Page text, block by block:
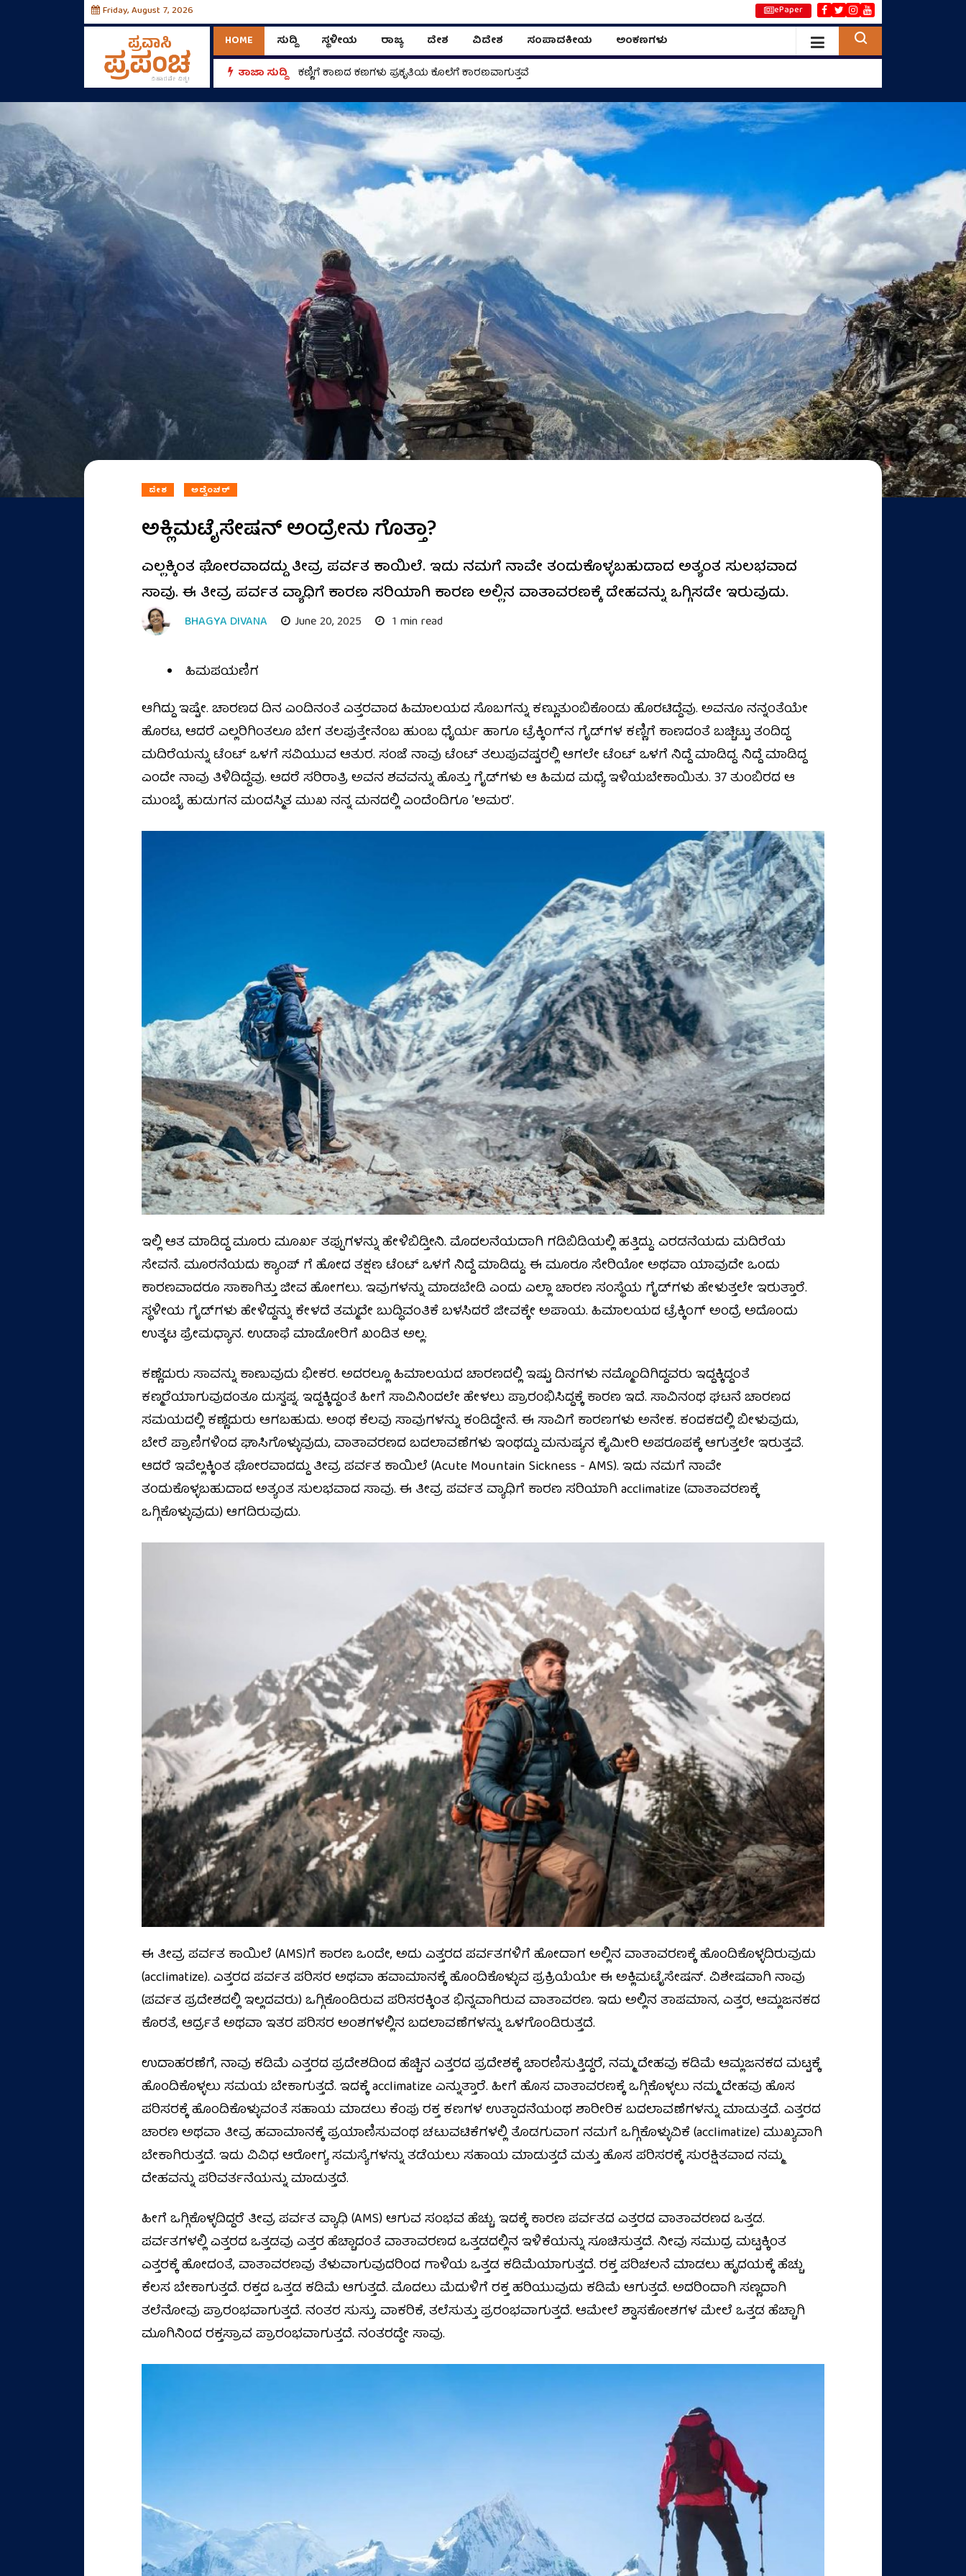
Friday, August 7, 2026 ePaper
HOME ಸುದ್ದಿ ಸ್ಥಳೀಯ ರಾಜ್ಯ ದೇಶ ವಿದೇಶ ಸಂಪಾದಕೀಯ
ಅಂಕಣಗಳು
ತಾಜಾ ಸುದ್ದಿ
ಆಗಸ್ಟ್‌ 1ರಿಂದ ವಾಹನಗಳ ಬೆಲೆ ಏರಿಕೆ: CAFE-III, ಗ್ರಾಹಕರು ಮತ್ತು ಟ್ರಾವೆಲ್ಸ್ ಉದ್ಯಮಕ್ಕೆ ಹೊಸ ಸವಾಲು
ದೇಶ ಅಡ್ವೆಂಚರ್
ಅಕ್ಲಿಮಟೈಸೇಷನ್ ಅಂದ್ರೇನು ಗೊತ್ತಾ?
ಎಲ್ಲಕ್ಕಿಂತ ಘೋರವಾದದ್ದು ತೀವ್ರ ಪರ್ವತ ಕಾಯಿಲೆ. ಇದು ನಮಗೆ ನಾವೇ ತಂದುಕೊಳ್ಳಬಹುದಾದ ಅತ್ಯಂತ ಸುಲಭವಾದ
ಸಾವು. ಈ ತೀವ್ರ ಪರ್ವತ ವ್ಯಾಧಿಗೆ ಕಾರಣ ಸರಿಯಾಗಿ ಕಾರಣ ಅಲ್ಲಿನ ವಾತಾವರಣಕ್ಕೆ ದೇಹವನ್ನು ಒಗ್ಗಿಸದೇ ಇರುವುದು.
BHAGYA DIVANA June 20, 2025 1 min read
ಹಿಮಪಯಣಿಗ
ಆಗಿದ್ದು ಇಷ್ಟೇ. ಚಾರಣದ ದಿನ ಎಂದಿನಂತೆ ಎತ್ತರವಾದ ಹಿಮಾಲಯದ ಸೊಬಗನ್ನು ಕಣ್ಣುತುಂಬಿಕೊಂಡು ಹೊರಟಿದ್ದೆವು. ಅವನೂ ನನ್ನಂತೆಯೇ
ಹೊರಟ, ಆದರೆ ಎಲ್ಲರಿಗಿಂತಲೂ ಬೇಗ ತಲಪುತ್ತೇನೆಂಬ ಹುಂಬ ಧೈರ್ಯ ಹಾಗೂ ಟ್ರೆಕ್ಕಿಂಗ್‌ನ ಗೈಡ್‌ಗಳ ಕಣ್ಣಿಗೆ ಕಾಣದಂತೆ ಬಚ್ಚಿಟ್ಟು ತಂದಿದ್ದ
ಮದಿರೆಯನ್ನು ಟೆಂಟ್‌ ಒಳಗೆ ಸವಿಯುವ ಆತುರ. ಸಂಜೆ ನಾವು ಟೆಂಟ್‌ ತಲುಪುವಷ್ಟರಲ್ಲಿ ಆಗಲೇ ಟೆಂಟ್‌ ಒಳಗೆ ನಿದ್ದೆ ಮಾಡಿದ್ದ. ನಿದ್ದೆ ಮಾಡಿದ್ದ
ಎಂದೇ ನಾವು ತಿಳಿದಿದ್ದೆವು. ಆದರೆ ಸರಿರಾತ್ರಿ ಅವನ ಶವವನ್ನು ಹೊತ್ತು ಗೈಡ್‌ಗಳು ಆ ಹಿಮದ ಮಧ್ಯೆ ಇಳಿಯಬೇಕಾಯಿತು. 37 ತುಂಬಿರದ ಆ
ಮುಂಬೈ ಹುಡುಗನ ಮಂದಸ್ಮಿತ ಮುಖ ನನ್ನ ಮನದಲ್ಲಿ ಎಂದೆಂದಿಗೂ ʼಅಮರʼ.
ಇಲ್ಲಿ ಆತ ಮಾಡಿದ್ದ ಮೂರು ಮೂರ್ಖ ತಪ್ಪುಗಳನ್ನು ಹೇಳಿಬಿಡ್ತೀನಿ. ಮೊದಲನೆಯದಾಗಿ ಗಡಿಬಿಡಿಯಲ್ಲಿ ಹತ್ತಿದ್ದು. ಎರಡನೆಯದು ಮದಿರೆಯ
ಸೇವನೆ. ಮೂರನೆಯದು ಕ್ಯಾಂಪ್ ಗೆ ಹೋದ ತಕ್ಷಣ ಟೆಂಟ್‌ ಒಳಗೆ ನಿದ್ದೆ ಮಾಡಿದ್ದು. ಈ ಮೂರೂ ಸೇರಿಯೋ ಅಥವಾ ಯಾವುದೇ ಒಂದು
ಕಾರಣವಾದರೂ ಸಾಕಾಗಿತ್ತು ಜೀವ ಹೋಗಲು. ಇವುಗಳನ್ನು ಮಾಡಬೇಡಿ ಎಂದು ಎಲ್ಲಾ ಚಾರಣ ಸಂಸ್ಥೆಯ ಗೈಡ್‌ಗಳು ಹೇಳುತ್ತಲೇ ಇರುತ್ತಾರೆ.
ಸ್ಥಳೀಯ ಗೈಡ್‌ಗಳು ಹೇಳಿದ್ದನ್ನು ಕೇಳದೆ ತಮ್ಮದೇ ಬುದ್ಧಿವಂತಿಕೆ ಬಳಸಿದರೆ ಜೀವಕ್ಕೇ ಅಪಾಯ. ಹಿಮಾಲಯದ ಟ್ರೆಕ್ಕಿಂಗ್ ಅಂದ್ರೆ ಅದೊಂದು
ಉತ್ಕಟ ಪ್ರೇಮಧ್ಯಾನ. ಉಡಾಫೆ ಮಾಡೋರಿಗೆ ಖಂಡಿತ ಅಲ್ಲ.
ಕಣ್ಣೆದುರು ಸಾವನ್ನು ಕಾಣುವುದು ಭೀಕರ. ಅದರಲ್ಲೂ ಹಿಮಾಲಯದ ಚಾರಣದಲ್ಲಿ ಇಷ್ಟು ದಿನಗಳು ನಮ್ಮೊಂದಿಗಿದ್ದವರು ಇದ್ದಕ್ಕಿದ್ದಂತೆ
ಕಣ್ಮರೆಯಾಗುವುದಂತೂ ದುಸ್ವಪ್ನ. ಇದ್ದಕ್ಕಿದ್ದಂತೆ ಹೀಗೆ ಸಾವಿನಿಂದಲೇ ಹೇಳಲು ಪ್ರಾರಂಭಿಸಿದ್ದಕ್ಕೆ ಕಾರಣ ಇದೆ. ಸಾವಿನಂಥ ಘಟನೆ ಚಾರಣದ
ಸಮಯದಲ್ಲಿ ಕಣ್ಣೆದುರು ಆಗಬಹುದು. ಅಂಥ ಕೆಲವು ಸಾವುಗಳನ್ನು ಕಂಡಿದ್ದೇನೆ. ಈ ಸಾವಿಗೆ ಕಾರಣಗಳು ಅನೇಕ. ಕಂದಕದಲ್ಲಿ ಬೀಳುವುದು,
ಬೇರೆ ಪ್ರಾಣಿಗಳಿಂದ ಘಾಸಿಗೊಳ್ಳುವುದು, ವಾತಾವರಣದ ಬದಲಾವಣೆಗಳು ಇಂಥದ್ದು ಮನುಷ್ಯನ ಕೈಮೀರಿ ಅಪರೂಪಕ್ಕೆ ಆಗುತ್ತಲೇ ಇರುತ್ತವೆ.
ಆದರೆ ಇವೆಲ್ಲಕ್ಕಿಂತ ಘೋರವಾದದ್ದು ತೀವ್ರ ಪರ್ವತ ಕಾಯಿಲೆ (Acute Mountain Sickness - AMS). ಇದು ನಮಗೆ ನಾವೇ
ತಂದುಕೊಳ್ಳಬಹುದಾದ ಅತ್ಯಂತ ಸುಲಭವಾದ ಸಾವು. ಈ ತೀವ್ರ ಪರ್ವತ ವ್ಯಾಧಿಗೆ ಕಾರಣ ಸರಿಯಾಗಿ acclimatize (ವಾತಾವರಣಕ್ಕೆ
ಒಗ್ಗಿಕೊಳ್ಳುವುದು) ಆಗದಿರುವುದು.
ಈ ತೀವ್ರ ಪರ್ವತ ಕಾಯಿಲೆ (AMS)ಗೆ ಕಾರಣ ಒಂದೇ, ಅದು ಎತ್ತರದ ಪರ್ವತಗಳಿಗೆ ಹೋದಾಗ ಅಲ್ಲಿನ ವಾತಾವರಣಕ್ಕೆ ಹೊಂದಿಕೊಳ್ಳದಿರುವುದು
(acclimatize). ಎತ್ತರದ ಪರ್ವತ ಪರಿಸರ ಅಥವಾ ಹವಾಮಾನಕ್ಕೆ ಹೊಂದಿಕೊಳ್ಳುವ ಪ್ರಕ್ರಿಯೆಯೇ ಈ ಅಕ್ಲಿಮಟೈಸೇಷನ್. ವಿಶೇಷವಾಗಿ ನಾವು
(ಪರ್ವತ ಪ್ರದೇಶದಲ್ಲಿ ಇಲ್ಲದವರು) ಒಗ್ಗಿಕೊಂಡಿರುವ ಪರಿಸರಕ್ಕಿಂತ ಭಿನ್ನವಾಗಿರುವ ವಾತಾವರಣ. ಇದು ಅಲ್ಲಿನ ತಾಪಮಾನ, ಎತ್ತರ, ಆಮ್ಲಜನಕದ
ಕೊರತೆ, ಆರ್ದ್ರತೆ ಅಥವಾ ಇತರ ಪರಿಸರ ಅಂಶಗಳಲ್ಲಿನ ಬದಲಾವಣೆಗಳನ್ನು ಒಳಗೊಂಡಿರುತ್ತದೆ.
ಉದಾಹರಣೆಗೆ, ನಾವು ಕಡಿಮೆ ಎತ್ತರದ ಪ್ರದೇಶದಿಂದ ಹೆಚ್ಚಿನ ಎತ್ತರದ ಪ್ರದೇಶಕ್ಕೆ ಚಾರಣಿಸುತ್ತಿದ್ದರೆ, ನಮ್ಮ ದೇಹವು ಕಡಿಮೆ ಆಮ್ಲಜನಕದ ಮಟ್ಟಕ್ಕೆ
ಹೊಂದಿಕೊಳ್ಳಲು ಸಮಯ ಬೇಕಾಗುತ್ತದೆ. ಇದಕ್ಕೆ acclimatize ಎನ್ನುತ್ತಾರೆ. ಹೀಗೆ ಹೊಸ ವಾತಾವರಣಕ್ಕೆ ಒಗ್ಗಿಕೊಳ್ಳಲು ನಮ್ಮ ದೇಹವು ಹೊಸ
ಪರಿಸರಕ್ಕೆ ಹೊಂದಿಕೊಳ್ಳುವಂತೆ ಸಹಾಯ ಮಾಡಲು ಕೆಂಪು ರಕ್ತ ಕಣಗಳ ಉತ್ಪಾದನೆಯಂಥ ಶಾರೀರಿಕ ಬದಲಾವಣೆಗಳನ್ನು ಮಾಡುತ್ತದೆ. ಎತ್ತರದ
ಚಾರಣ ಅಥವಾ ತೀವ್ರ ಹವಾಮಾನಕ್ಕೆ ಪ್ರಯಾಣಿಸುವಂಥ ಚಟುವಟಿಕೆಗಳಲ್ಲಿ ತೊಡಗುವಾಗ ನಮಗೆ ಒಗ್ಗಿಕೊಳ್ಳುವಿಕೆ (acclimatize) ಮುಖ್ಯವಾಗಿ
ಬೇಕಾಗಿರುತ್ತದೆ. ಇದು ವಿವಿಧ ಆರೋಗ್ಯ ಸಮಸ್ಯೆಗಳನ್ನು ತಡೆಯಲು ಸಹಾಯ ಮಾಡುತ್ತದೆ ಮತ್ತು ಹೊಸ ಪರಿಸರಕ್ಕೆ ಸುರಕ್ಷಿತವಾದ ನಮ್ಮ
ದೇಹವನ್ನು ಪರಿವರ್ತನೆಯನ್ನು ಮಾಡುತ್ತದೆ.
ಹೀಗೆ ಒಗ್ಗಿಕೊಳ್ಳದಿದ್ದರೆ ತೀವ್ರ ಪರ್ವತ ವ್ಯಾಧಿ (AMS) ಆಗುವ ಸಂಭವ ಹೆಚ್ಚು. ಇದಕ್ಕೆ ಕಾರಣ ಪರ್ವತದ ಎತ್ತರದ ವಾತಾವರಣದ ಒತ್ತಡ.
ಪರ್ವತಗಳಲ್ಲಿ ಎತ್ತರದ ಒತ್ತಡವು ಎತ್ತರ ಹೆಚ್ಚಾದಂತೆ ವಾತಾವರಣದ ಒತ್ತಡದಲ್ಲಿನ ಇಳಿಕೆಯನ್ನು ಸೂಚಿಸುತ್ತದೆ. ನೀವು ಸಮುದ್ರ ಮಟ್ಟಕ್ಕಿಂತ
ಎತ್ತರಕ್ಕೆ ಹೋದಂತೆ, ವಾತಾವರಣವು ತೆಳುವಾಗುವುದರಿಂದ ಗಾಳಿಯ ಒತ್ತಡ ಕಡಿಮೆಯಾಗುತ್ತದೆ. ರಕ್ತ ಪರಿಚಲನೆ ಮಾಡಲು ಹೃದಯಕ್ಕೆ ಹೆಚ್ಚು
ಕೆಲಸ ಬೇಕಾಗುತ್ತದೆ. ರಕ್ತದ ಒತ್ತಡ ಕಡಿಮೆ ಆಗುತ್ತದೆ. ಮೊದಲು ಮೆದುಳಿಗೆ ರಕ್ತ ಹರಿಯುವುದು ಕಡಿಮೆ ಆಗುತ್ತದೆ. ಅದರಿಂದಾಗಿ ಸಣ್ಣದಾಗಿ
ತಲೆನೋವು ಪ್ರಾರಂಭವಾಗುತ್ತದೆ. ನಂತರ ಸುಸ್ತು, ವಾಕರಿಕೆ, ತಲೆಸುತ್ತು ಪ್ರರಂಭವಾಗುತ್ತದೆ. ಆಮೇಲೆ ಶ್ವಾಸಕೋಶಗಳ ಮೇಲೆ ಒತ್ತಡ ಹೆಚ್ಚಾಗಿ
ಮೂಗಿನಿಂದ ರಕ್ತಸ್ರಾವ ಪ್ರಾರಂಭವಾಗುತ್ತದೆ. ನಂತರದ್ದೇ ಸಾವು.